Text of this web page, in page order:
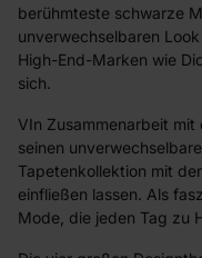
berühmteste schwarze
unverwechselbaren
High-End-Marken wie
sich.
VIn Zusammenarbeit
seinen
Tapetenkollektion mit
einfließen lassen. Als
Mode, die jeden Tag zu